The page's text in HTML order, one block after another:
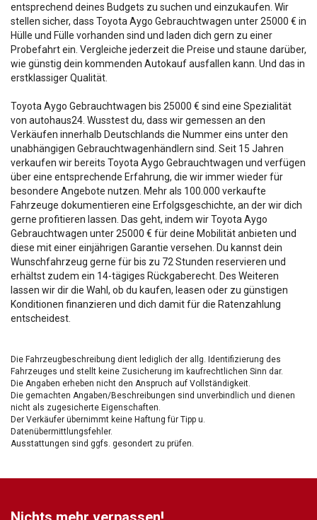
entsprechend deines Budgets zu suchen und einzukaufen. Wir
stellen sicher, dass Toyota Aygo Gebrauchtwagen unter 25000 € in
Hülle und Fülle vorhanden sind und laden dich gern zu einer
Probefahrt ein. Vergleiche jederzeit die Preise und staune darüber,
wie günstig dein kommenden Autokauf ausfallen kann. Und das in
erstklassiger Qualität.
Toyota Aygo Gebrauchtwagen bis 25000 € sind eine Spezialität
von autohaus24. Wusstest du, dass wir gemessen an den
Verkäufen innerhalb Deutschlands die Nummer eins unter den
unabhängigen Gebrauchtwagenhändlern sind. Seit 15 Jahren
verkaufen wir bereits Toyota Aygo Gebrauchtwagen und verfügen
über eine entsprechende Erfahrung, die wir immer wieder für
besondere Angebote nutzen. Mehr als 100.000 verkaufte
Fahrzeuge dokumentieren eine Erfolgsgeschichte, an der wir dich
gerne profitieren lassen. Das geht, indem wir Toyota Aygo
Gebrauchtwagen unter 25000 € für deine Mobilität anbieten und
diese mit einer einjährigen Garantie versehen. Du kannst dein
Wunschfahrzeug gerne für bis zu 72 Stunden reservieren und
erhältst zudem ein 14-tägiges Rückgaberecht. Des Weiteren
lassen wir dir die Wahl, ob du kaufen, leasen oder zu günstigen
Konditionen finanzieren und dich damit für die Ratenzahlung
entscheidest.
Die Fahrzeugbeschreibung dient lediglich der allg. Identifizierung des
Fahrzeuges und stellt keine Zusicherung im kaufrechtlichen Sinn dar.
Die Angaben erheben nicht den Anspruch auf Vollständigkeit.
Die gemachten Angaben/Beschreibungen sind unverbindlich und dienen
nicht als zugesicherte Eigenschaften.
Der Verkäufer übernimmt keine Haftung für Tipp u.
Datenübermittlungsfehler.
Ausstattungen sind ggfs. gesondert zu prüfen.